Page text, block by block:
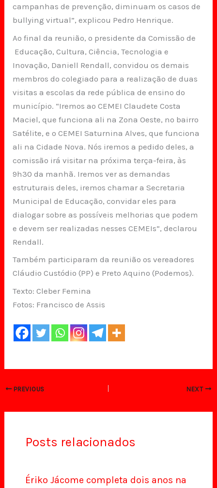
campanhas de prevenção, diminuam os casos de
bullying virtual”, explicou Pedro Henrique.
Ao final da reunião, o presidente da Comissão de
Educação, Cultura, Ciência, Tecnologia e
Inovação, Daniell Rendall, convidou os demais
membros do colegiado para a realização de duas
visitas a escolas da rede pública de ensino do
município. “Iremos ao CEMEI Claudete Costa
Maciel, que funciona ali na Zona Oeste, no bairro
Satélite, e o CEMEI Saturnina Alves, que funciona
ali na Cidade Nova. Nós iremos a pedido deles, a
comissão irá visitar na próxima terça-feira, às
9h30 da manhã. Iremos ver as demandas
estruturais deles, iremos chamar a Secretaria
Municipal de Educação, convidar eles para
dialogar sobre as possíveis melhorias que podem
e devem ser realizadas nesses CEMEIs”, declarou
Rendall.
Também participaram da reunião os vereadores
Cláudio Custódio (PP) e Preto Aquino (Podemos).
Texto: Cleber Femina
Fotos: Francisco de Assis
PREVIOUS NEXT
Posts relacionados
Ériko Jácome completa dois anos na